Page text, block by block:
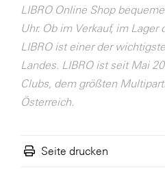
SERVICE&MORE
SKINUANCE®
Sony DADC
STIHL Tirol
LIBRO Online Shop
Uhr. Ob im Verkauf, im Lager
LIBRO ist einer der
Landes. LIBRO ist seit Mai
Clubs, dem größten
Österreich.
Seite drucken